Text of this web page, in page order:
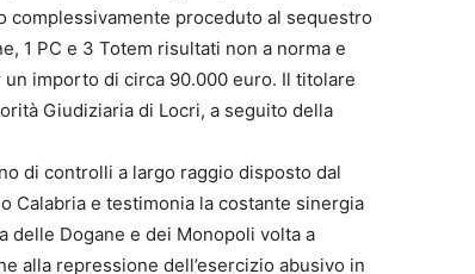
complessivamente proceduto al sequestro
1 PC e 3 Totem risultati non a norma e
importo di circa 90.000 euro. Il titolare
Giudiziaria di Locri, a seguito della
di controlli a largo raggio disposto dal
Calabria e testimonia la costante sinergia
delle Dogane e dei Monopoli volta a
alla repressione dell’esercizio abusivo in